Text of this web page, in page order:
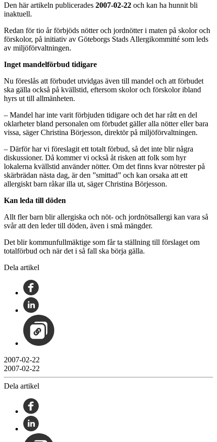
Den här artikeln publicerades 2007-02-22 och kan ha hunnit bli
inaktuell.
Redan för tio år förbjöds nötter och jordnötter i maten på skolor och
förskolor, på initiativ av Göteborgs Stads Allergikommitté som leds
av miljöförvaltningen.
Inget mandelförbud tidigare
Nu föreslås att förbudet utvidgas även till mandel och att förbudet
ska gälla också på kvällstid, eftersom skolor och förskolor ibland
hyrs ut till allmänheten.
– Mandel har inte varit förbjuden tidigare och det har rått en del
oklarheter bland personalen om förbudet gäller alla nötter eller bara
vissa, säger Christina Börjesson, direktör på miljöförvaltningen.
– Därför har vi föreslagit ett totalt förbud, så det inte blir några
diskussioner. Då kommer vi också åt risken att folk som hyr
lokalerna kvällstid använder nötter. Om det finns kvar nötrester på
skärbrädan nästa dag, är den ”smittad” och kan orsaka att ett
allergiskt barn råkar illa ut, säger Christina Börjesson.
Kan leda till döden
Allt fler barn blir allergiska och nöt- och jordnötsallergi kan vara så
svår att den leder till döden, även i små mängder.
Det blir kommunfullmäktige som får ta ställning till förslaget om
totalförbud och när det i så fall ska börja gälla.
Dela artikel
2007-02-22
2007-02-22
Dela artikel